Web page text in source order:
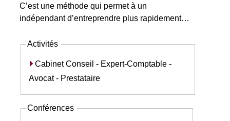
C’est une méthode qui permet à un
indépendant d’entreprendre plus rapidement…
Activités
Cabinet Conseil - Expert-Comptable -
Avocat - Prestataire
Conférences